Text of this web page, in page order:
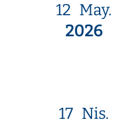
12 May.
2026
17 Nis.